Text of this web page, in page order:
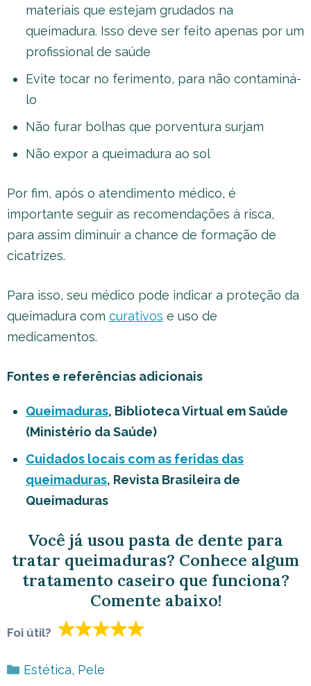
materiais que estejam grudados na
queimadura. Isso deve ser feito apenas por um
profissional de saúde
Evite tocar no ferimento, para não contaminá-
lo
Não furar bolhas que porventura surjam
Não expor a queimadura ao sol
Por fim, após o atendimento médico, é
importante seguir as recomendações à risca,
para assim diminuir a chance de formação de
cicatrizes.
Para isso, seu médico pode indicar a proteção da
queimadura com curativos e uso de
medicamentos.
Fontes e referências adicionais
Queimaduras, Biblioteca Virtual em Saúde
(Ministério da Saúde)
Cuidados locais com as feridas das
queimaduras, Revista Brasileira de
Queimaduras
Você já usou pasta de dente para
tratar queimaduras? Conhece algum
tratamento caseiro que funciona?
Comente abaixo!
Foi útil?
Categorias
Estética, Pele